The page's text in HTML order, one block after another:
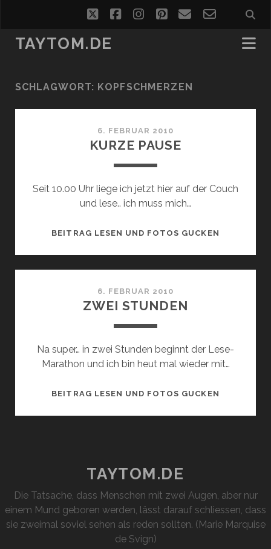
twitterfacebookinstagram
pinterest
emailemail-
form
TAYTOM.DE
SCHLAGWORT: KOPFSCHMERZEN
6. FEBRUAR 2010
KURZE PAUSE
Seit 10.00 Uhr liege ich jetzt hier auf der Couch
und lese.. ich muss mich…
BEITRAG LESEN UND FOTOS GUCKEN
6. FEBRUAR 2010
ZWEI STUNDEN
Na super… in zwei Stunden beginnt der Lese-
Marathon und ich bin heut mal wieder mit…
BEITRAG LESEN UND FOTOS GUCKEN
TAYTOM.DE
Die Tatsache, dass Menschen mit zwei Augen, aber nur
einem Mund geboren werden, lässt darauf schliessen, dass
sie zweimal soviel sehen als reden sollten. (Marie Marquise
de Svign)